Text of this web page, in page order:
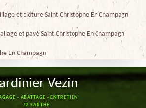
et clôture Saint Christophe En Champagn
et pavé Saint Christophe En Champagn
En Champagn
Vezin
- ABATTAGE - ENTRETIEN
72 SARTHE